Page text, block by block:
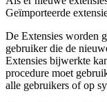
Geïmporteerde
De Extensies worden
gebruiker die de
Extensies bijwerkte
procedure moet
alle gebruikers of op